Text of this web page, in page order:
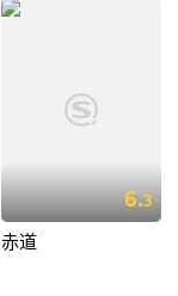
6.3
赤道